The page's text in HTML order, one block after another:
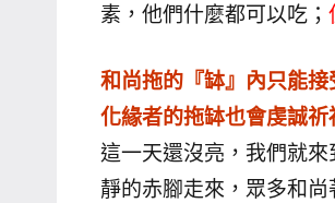
外
節
主
持、
吳
素，他們什麼都可以吃；
和尚拖的『缽』內只能
化緣者的拖缽也會虔誠祈
這一天還沒亮，我們就來
靜的赤腳走來，眾多和